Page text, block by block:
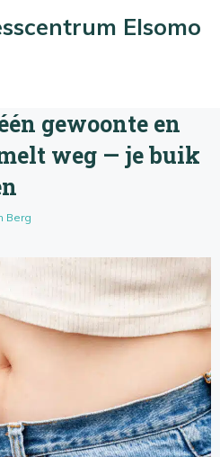
Elsomo
gewoonte en
weg — je buik
Berg